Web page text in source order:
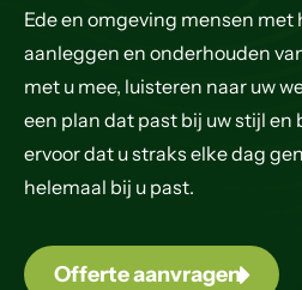
Ede en omgeving mensen met
aanleggen en onderhouden
met u mee, luisteren naar uw
een plan dat past bij uw stijl en
ervoor dat u straks elke dag
helemaal bij u past.
Offerte aanvragen